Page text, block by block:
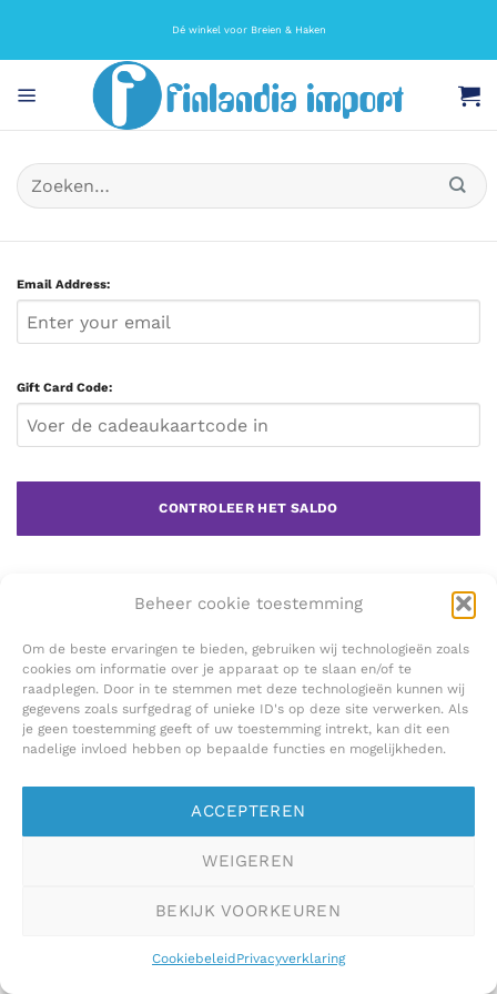
Beheer cookie toestemming
Om de beste ervaringen te bieden, gebruiken wij technologieën zoals
cookies om informatie over je apparaat op te slaan en/of te
raadplegen. Door in te stemmen met deze technologieën kunnen wij
gegevens zoals surfgedrag of unieke ID's op deze site verwerken. Als
je geen toestemming geeft of uw toestemming intrekt, kan dit een
nadelige invloed hebben op bepaalde functies en mogelijkheden.
ACCEPTEREN
WEIGEREN
BEKIJK VOORKEUREN
CookiebeleidPrivacyverklaring
Dé winkel voor Breien & Haken
Zoeken
naar:
Email Address:
Gift Card Code:
CONTROLEER HET SALDO